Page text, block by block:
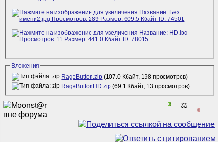
Вложения
RageButton.zip (107.0 Кбайт, 198 просмотров)
RageButtonHD.zip (69.1 Кбайт, 13 просмотров)
3 ⚖️
0